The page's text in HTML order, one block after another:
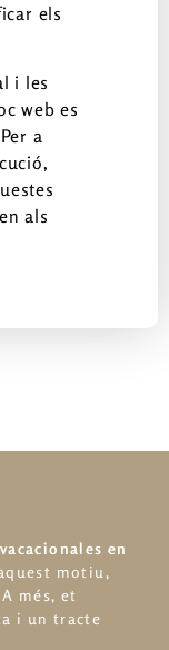
els
i les
web es
a
als
en
motiu,
més, et
i un tracte